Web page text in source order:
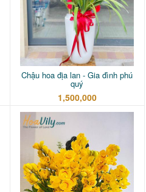
Chậu hoa địa lan - Gia đình phú
quý
1,500,000